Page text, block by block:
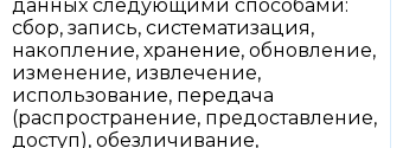
данных следующими способами:
сбор, запись, систематизация,
накопление, хранение, обновление,
изменение, извлечение,
использование, передача
(распространение, предоставление,
доступ), обезличивание,